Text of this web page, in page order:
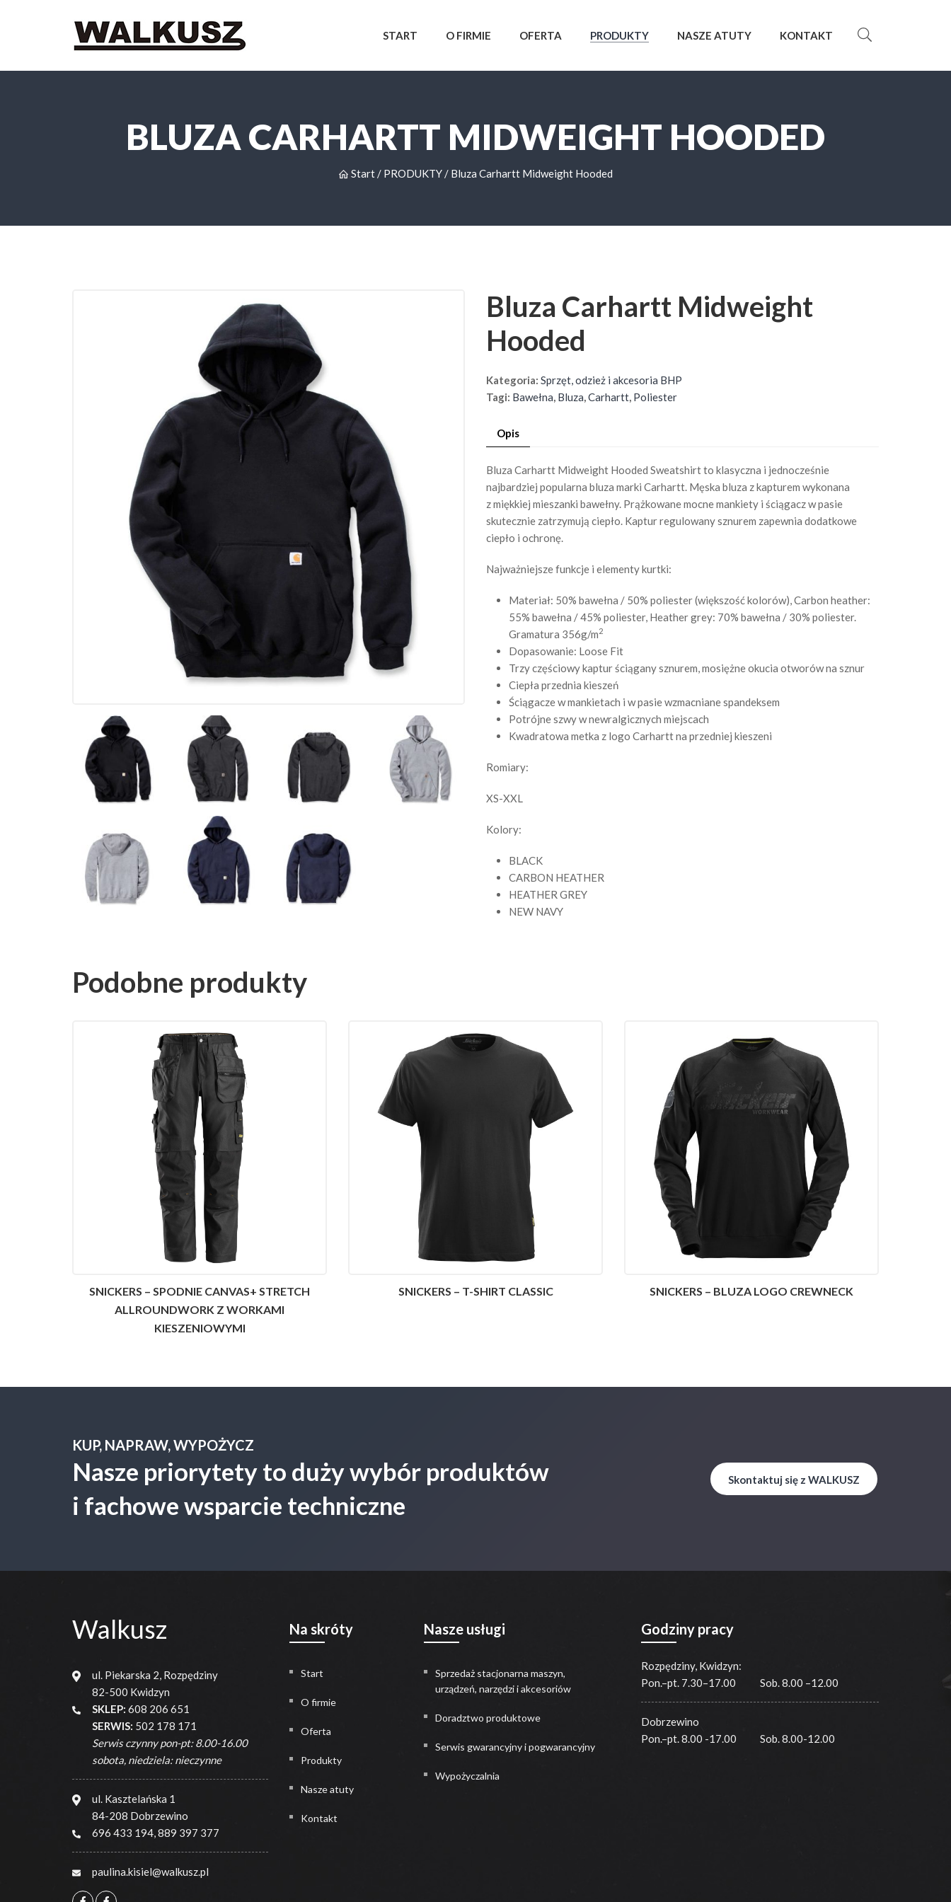
START O FIRMIE OFERTA PRODUKTY NASZE ATUTY KONTAKT
BLUZA CARHARTT MIDWEIGHT HOODED
Start / PRODUKTY / Bluza Carhartt Midweight Hooded
Bluza Carhartt Midweight
Hooded
Kategoria: Sprzęt, odzież i akcesoria BHP
Tagi: Bawełna, Bluza,Carhartt, Poliester
Opis
Bluza Carhartt Midweight Hooded Sweatshirt to klasyczna i jednocześnie
najbardziej popularna bluza marki Carhartt. Męska bluza z kapturem wykonana
z miękkiej mieszanki bawełny. Prążkowane mocne mankiety i ściągacz w pasie
skutecznie zatrzymują ciepło. Kaptur regulowany sznurem zapewnia dodatkowe
ciepło i ochronę.
Najważniejsze funkcje i elementy kurtki:
Materiał: 50% bawełna / 50% poliester (większość kolorów), Carbon heather:
55% bawełna / 45% poliester, Heather grey: 70% bawełna / 30% poliester.
Gramatura 356g/m2
Dopasowanie: Loose Fit
Trzy częściowy kaptur ściągany sznurem, mosiężne okucia otworów na sznur
Ciepła przednia kieszeń
Ściągacze w mankietach i w pasie wzmacniane spandeksem
Potrójne szwy w newralgicznych miejscach
Kwadratowa metka z logo Carhartt na przedniej kieszeni
Romiary:
XS-XXL
Kolory:
BLACK
CARBON HEATHER
HEATHER GREY
NEW NAVY
Podobne produkty
SNICKERS – SPODNIE CANVAS+ STRETCH
ALLROUNDWORK Z WORKAMI
KIESZENIOWYMI
SNICKERS – T-SHIRT CLASSIC SNICKERS – BLUZA LOGO CREWNECK
KUP, NAPRAW, WYPOŻYCZ
Nasze priorytety to duży wybór produktów
i fachowe wsparcie techniczne
Skontaktuj się z WALKUSZ
Walkusz
ul. Piekarska 2, Rozpędziny
82-500 Kwidzyn
SKLEP: 608 206 651
SERWIS: 502 178 171
Serwis czynny pon-pt: 8.00-16.00
sobota, niedziela: nieczynne
ul. Kasztelańska 1
84-208 Dobrzewino
696 433 194,889 397 377
paulina.kisiel@walkusz.pl
Na skróty
Start
O firmie
Oferta
Produkty
Nasze atuty
Kontakt
Nasze usługi
Sprzedaż stacjonarna maszyn,
urządzeń, narzędzi i akcesoriów
Doradztwo produktowe
Serwis gwarancyjny i pogwarancyjny
Wypożyczalnia
Godziny pracy
Rozpędziny, Kwidzyn:
Pon.–pt. 7.30–17.00
Sob. 8.00 –12.00
Dobrzewino
Pon.–pt. 8.00 -17.00
Sob. 8.00-12.00